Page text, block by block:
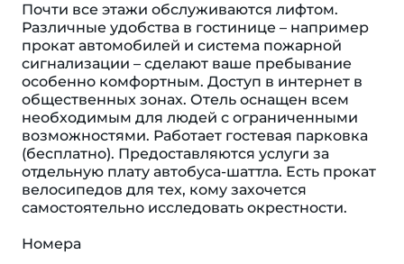
Почти все этажи обслуживаются лифтом.
Различные удобства в гостинице – например
прокат автомобилей и система пожарной
сигнализации – сделают ваше пребывание
особенно комфортным. Доступ в интернет в
общественных зонах. Отель оснащен всем
необходимым для людей с ограниченными
возможностями. Работает гостевая парковка
(бесплатно). Предоставляются услуги за
отдельную плату автобуса-шаттла. Есть прокат
велосипедов для тех, кому захочется
самостоятельно исследовать окрестности.
Номера